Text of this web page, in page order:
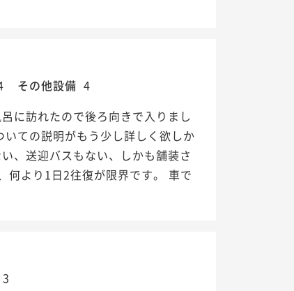
その他設備 4
に訪れたので後ろ向きで入りまし
ての説明がもう少し詳しく欲しか
、送迎バスもない、しかも舗装さ
より1日2往復が限界です。 車で
3